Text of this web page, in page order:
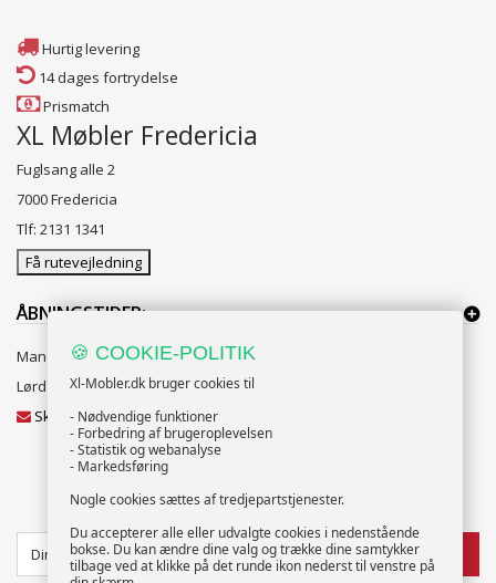
Hurtig levering
14 dages fortrydelse
Prismatch
XL Møbler Fredericia
Fuglsang alle 2
7000 Fredericia
Tlf: 2131 1341
Få rutevejledning
ÅBNINGSTIDER:
Mandag til Fredag 10:00 til 18:00
Lørdag og Søndag 10:00 til 16:00
Skriv til vores kundeservice
NYHEDSBREV
TILMELD
🍪 COOKIE-POLITIK
Xl-Mobler.dk bruger cookies til
- Nødvendige funktioner
- Forbedring af brugeroplevelsen
- Statistik og webanalyse
- Markedsføring
Nogle cookies sættes af tredjepartstjenester.
Du accepterer alle eller udvalgte cookies i nedenstående
bokse. Du kan ændre dine valg og trække dine samtykker
tilbage ved at klikke på det runde ikon nederst til venstre på